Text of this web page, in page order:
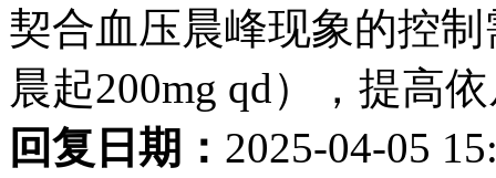
契合血压晨峰现象的控
晨起200mg qd），提高
回复日期： 2025-04-05